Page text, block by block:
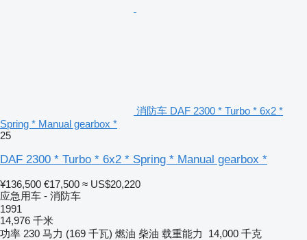
消防车 DAF 2300 * Turbo * 6x2 *
Spring * Manual gearbox *
25
DAF 2300 * Turbo * 6x2 * Spring * Manual gearbox *
¥136,500 €17,500 ≈ US$20,220
应急用车 - 消防车
1991
14,976 千米
功率 230 马力 (169 千瓦) 燃油 柴油 载重能力
14,000 千克